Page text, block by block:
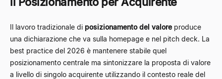
Il lavoro tradizionale di posizionamento del valoreproduce
una dichiarazione che va sulla homepage e nel pitch deck. La
best practice del 2026 è mantenere stabile quel
posizionamento centrale ma sintonizzare la proposta di valore
a livello di singolo acquirente utilizzando il contesto reale del